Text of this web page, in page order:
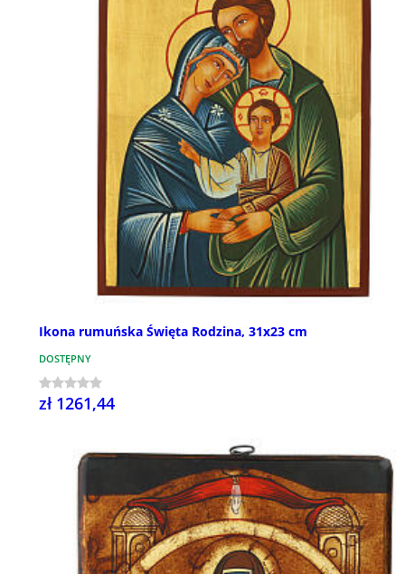
Ikona rumuńska Święta Rodzina, 31x23 cm
DOSTĘPNY
zł 1261,44